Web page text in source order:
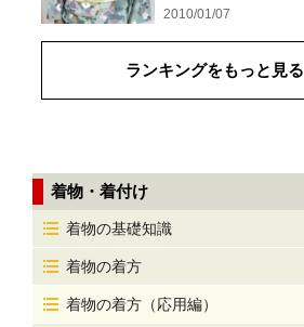
2010/01/07
ランキングをもっと見る
着物・着付け
着物の基礎知識
着物の着方
着物の着方（応用編）